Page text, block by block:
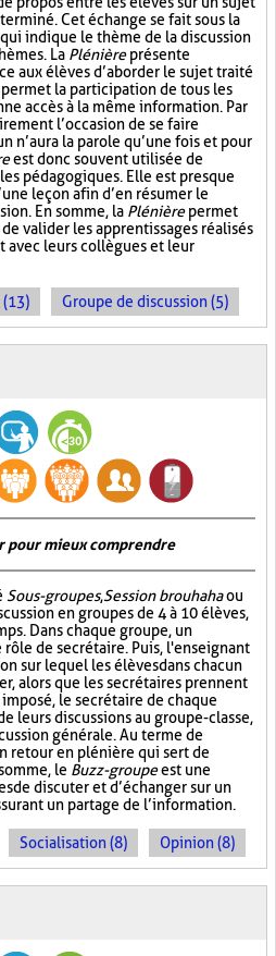
Cet échange se fait sous la
indique le thème de la discussion
La Plénièreprésente
aux élèves d’aborder le sujet traité
la participation de tous les
accès à la même information. Par
l’occasion de se faire
n’aura la parole qu’une fois et pour
est donc souvent utilisée de
pédagogiques. Elle est presque
leçon afin d’en résumer le
En somme, la Plénièrepermet
valider les apprentissages réalisés
avec leurs collègues et leur
(13) Groupe de discussion (5)
pour mieux comprendre
Sous-groupes,Session brouhahaou
en groupes de 4 à 10 élèves,
Dans chaque groupe, un
de secrétaire. Puis, l'enseignant
sur lequel les élèves dans chacun
alors que les secrétaires prennent
le secrétaire de chaque
leurs discussions au groupe-classe,
générale. Au terme de
retour en plénière qui sert de
le Buzz-groupeest une
de discuter et d’échanger sur un
un partage de l’information.
Socialisation (8) Opinion (8)